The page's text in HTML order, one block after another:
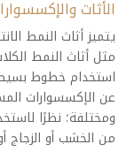
الأثاث
يتميز أثاث النمط
مثل أثاث النمط
استخدام خطوط
عن الإكسسوارات
ومختلفة؛ نظرًا
من الخشب أو الزجاج